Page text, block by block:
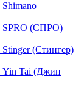
SPRO (СПРО)
(Стингер)
Yin Tai (Джин